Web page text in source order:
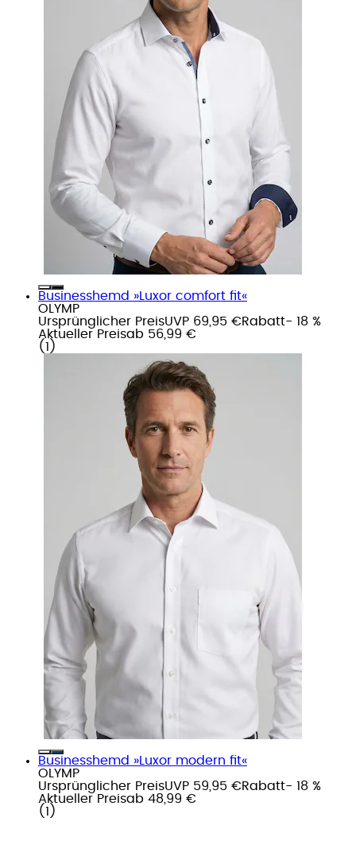
Businesshemd »Luxor comfort fit«
OLYMP
Ursprünglicher PreisUVP 69,95 €Rabatt- 18 %
Aktueller Preisab 56,99 €
( 1 )
Businesshemd »Luxor modern fit«
OLYMP
Ursprünglicher PreisUVP 59,95 €Rabatt- 18 %
Aktueller Preisab 48,99 €
( 1 )